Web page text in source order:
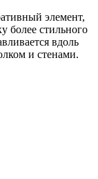
элемент,
более стильного
вдоль
и стенами.